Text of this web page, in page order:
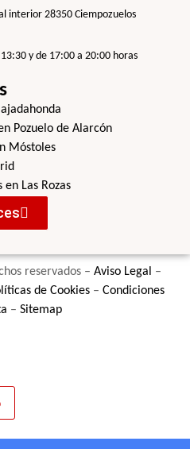
interior 28350 Ciempozuelos
y de 17:00 a 20:00 horas
Pozuelo de Alarcón
Móstoles
Las Rozas
reservados – Aviso Legal –
de Cookies – Condiciones
– Sitemap